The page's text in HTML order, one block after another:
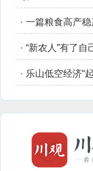
· 一篇粮食高产
· “新农人”有了自
· 乐山低空经济“